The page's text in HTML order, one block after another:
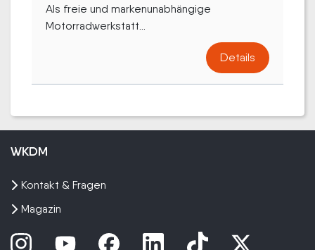
Als freie und markenunabhängige
Motorradwerkstatt...
Details
WKDM
Kontakt & Fragen
Magazin